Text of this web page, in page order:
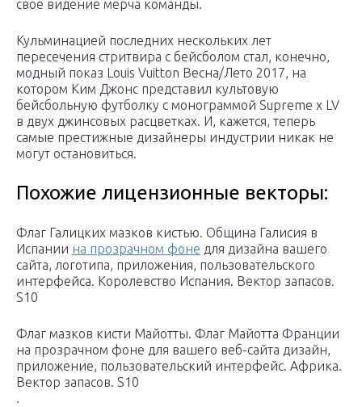
свое видение мерча команды.
Кульминацией последних нескольких лет
пересечения стритвира с бейсболом стал, конечно,
модный показ Louis Vuitton Весна/Лето 2017, на
котором Ким Джонс представил культовую
бейсбольную футболку с монограммой Supreme x LV
в двух джинсовых расцветках. И, кажется, теперь
самые престижные дизайнеры индустрии никак не
могут остановиться.
Похожие лицензионные векторы:
Флаг Галицких мазков кистью. Община Галисия в
Испании на прозрачном фоне для дизайна вашего
сайта, логотипа, приложения, пользовательского
интерфейса. Королевство Испания. Вектор запасов.
S10
Флаг мазков кисти Майотты. Флаг Майотта Франции
на прозрачном фоне для вашего веб-сайта дизайн,
приложение, пользовательский интерфейс. Африка.
Вектор запасов. S10
.